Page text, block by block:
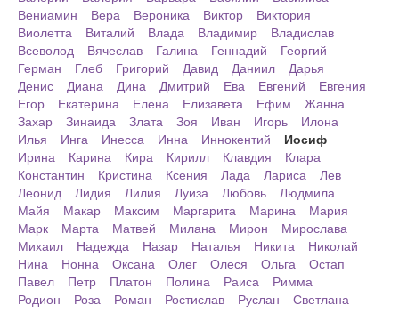
Вениамин
Вера Вероника Виктор
Виктория
Виолетта
Виталий Влада Владимир
Владислав
Всеволод
Вячеслав Галина Геннадий
Георгий
Герман
Глеб Григорий Давид Даниил
Дарья
Денис
Диана Дина Дмитрий Ева Евгений
Евгения
Егор
Екатерина Елена Елизавета Ефим
Жанна
Захар
Зинаида Злата Зоя Иван Игорь
Илона
Илья
Инга Инесса Инна Иннокентий
Иосиф
Ирина
Карина Кира Кирилл Клавдия
Клара
Константин
Кристина Ксения Лада Лариса
Лев
Леонид
Лидия Лилия Луиза Любовь
Людмила
Майя
Макар Максим Маргарита Марина
Мария
Марк
Марта Матвей Милана Мирон
Мирослава
Михаил
Надежда Назар Наталья Никита
Николай
Нина
Нонна Оксана Олег Олеся Ольга
Остап
Павел
Петр Платон Полина Раиса
Римма
Родион
Роза Роман Ростислав Руслан
Светлана